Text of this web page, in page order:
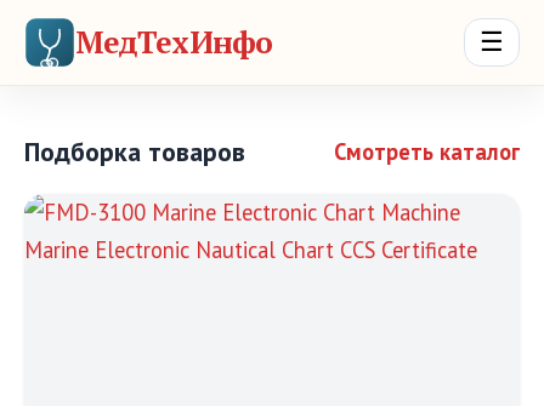
МедТехИнфо ☰
Подборка товаров Смотреть каталог